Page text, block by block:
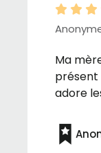
Ma
présent
adore